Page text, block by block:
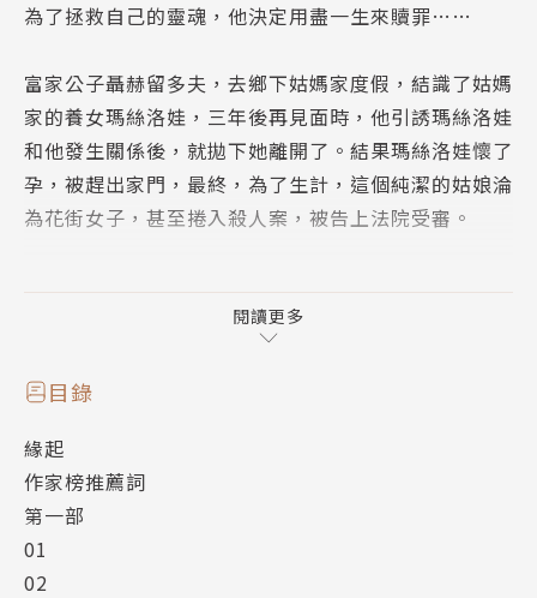
為了拯救自己的靈魂，他決定用盡一生來贖罪……
富家公子聶赫留多夫，去鄉下姑媽家度假，結識了姑媽
家的養女瑪絲洛娃，三年後再見面時，他引誘瑪絲洛娃
和他發生關係後，就拋下她離開了。結果瑪絲洛娃懷了
孕，被趕出家門，最終，為了生計，這個純潔的姑娘淪
為花街女子，甚至捲入殺人案，被告上法院受審。
赫留多夫，他發現情況竟然變成「由一個有罪的人審判
一個無辜受害的人」，因而陷入深深的愧疚之中。為了
彌補自己的過錯，他為瑪絲洛娃四處奔走，並希望和她
留多夫看到獄中其他犯人身上所發生的令人匪夷所思的
事件，他好像突然醒了過來，從前曾經懷抱的改革社會
的理想再度被喚起，他也動用關係為那些無助的鄉下人
請命，最後甚至把自己的土地都送了出去……
閱讀更多
目錄
緣起
作家榜推薦詞
第一部
01
02